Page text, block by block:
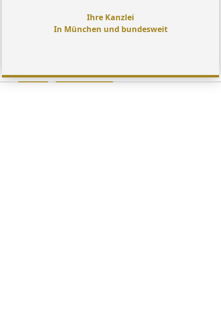
Ihre Kanzlei
In München und bundesweit